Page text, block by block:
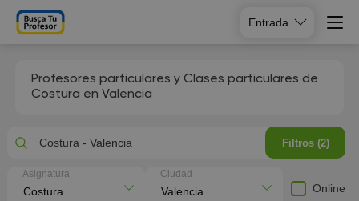
Entrada
Profesores particulares y Clases particulares de
Costura en Valencia
Costura - Valencia Filtros (2)
Asignatura Ciudad
Online